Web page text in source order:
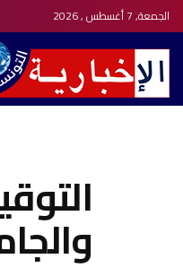
الجمعة, 7 أغسطس , 2026